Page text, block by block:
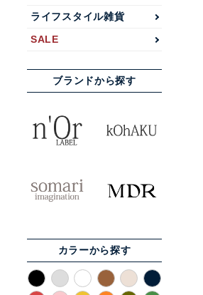
ライフスタイル雑貨
SALE
ブランドから探す
カラーから探す